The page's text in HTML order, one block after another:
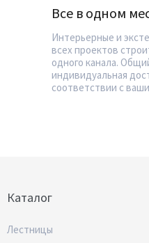
Все в одном
Интерьерные и
всех проектов
одного канала.
индивидуальная
соответствии с
Каталог
Лестницы